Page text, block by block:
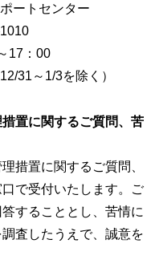
ートセンター
17：00
31～1/3を除く）
置に関するご質問、苦
措置に関するご質問、
で受付いたします。ご
することとし、苦情に
査したうえで、誠意を